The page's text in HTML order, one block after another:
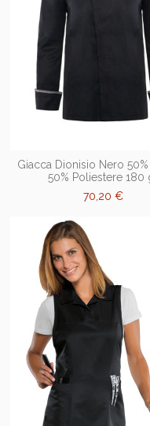
Giacca Dionisio Nero 50%
50% Poliestere 180
70,20 €